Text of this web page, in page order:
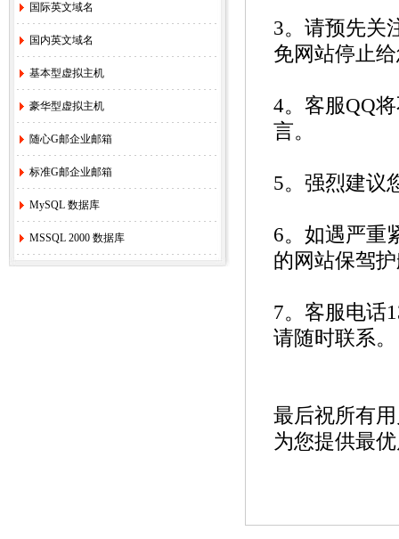
如果您需要使用，管理以上业务，敬请您提
早办理，谢谢!
赛友在线
2022年08月26日
2.关于《全面实行域名实名制》的紧急通
3.关于.com价格调整的通知
3-24]
5.
香港服务器机房线路升级维护通知
6.国际域名(.COM)续费价格调整通知 [2019-
国际英文域名
国内英文域名
基本型虚拟主机
豪华型虚拟主机
随心G邮企业邮箱
标准G邮企业邮箱
MySQL 数据库
MSSQL 2000 数据库
3。请预先关
免网站停止
4。客服QQ
言。
5。强烈建议
6。如遇严重
的网站保驾
7。客服电话
请随时联系。
最后祝所有
为您提供最